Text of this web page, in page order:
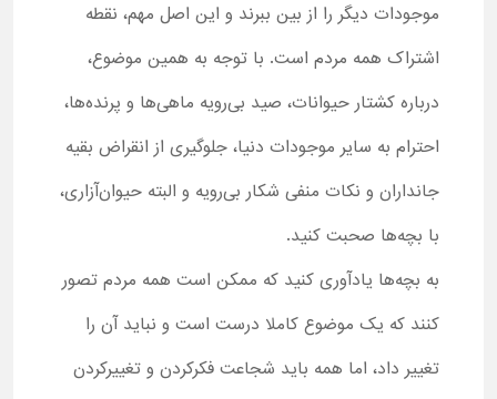
موجودات دیگر را از بین ببرند و این اصل مهم، نقطه
اشتراک همه مردم است. با توجه به همین موضوع،
درباره کشتار حیوانات، صید بی‌رویه ماهی‌ها و پرنده‌ها،
احترام به سایر موجودات دنیا، جلوگیری از انقراض بقیه
جانداران و نکات منفی شکار بی‌رویه و البته حیوان‌آزاری،
با بچه‌ها صحبت کنید.
به بچه‌ها یادآوری کنید که ممکن است همه مردم تصور
کنند که یک موضوع کاملا درست است و نباید آن را
تغییر داد، اما همه باید شجاعت فکرکردن و تغییرکردن